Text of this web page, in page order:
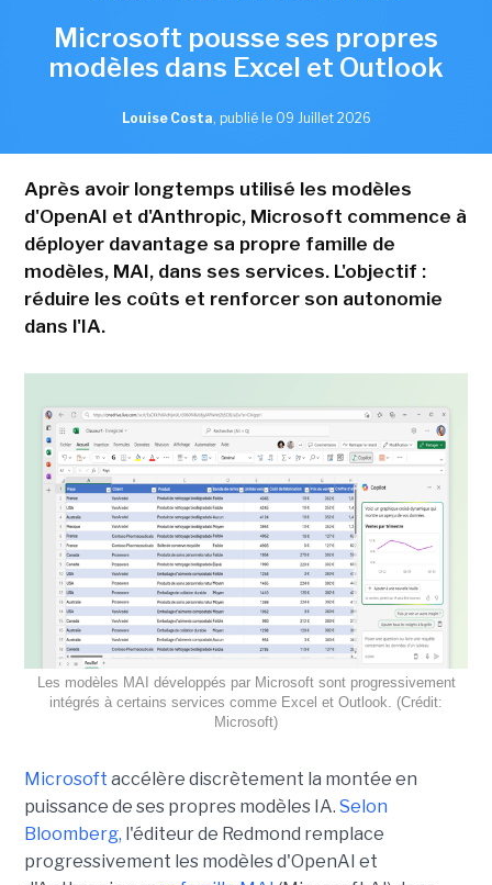
Microsoft pousse ses propres
modèles dans Excel et Outlook
Louise Costa, publié le 09 Juillet 2026
Après avoir longtemps utilisé les modèles
d'OpenAI et d'Anthropic, Microsoft commence à
déployer davantage sa propre famille de
modèles, MAI, dans ses services. L'objectif :
réduire les coûts et renforcer son autonomie
dans l'IA.
Les modèles MAI développés par Microsoft sont progressivement
intégrés à certains services comme Excel et Outlook. (Crédit:
Microsoft)
Microsoft accélère discrètement la montée en
puissance de ses propres modèles IA. Selon
Bloomberg, l'éditeur de Redmond remplace
progressivement les modèles d'OpenAI et